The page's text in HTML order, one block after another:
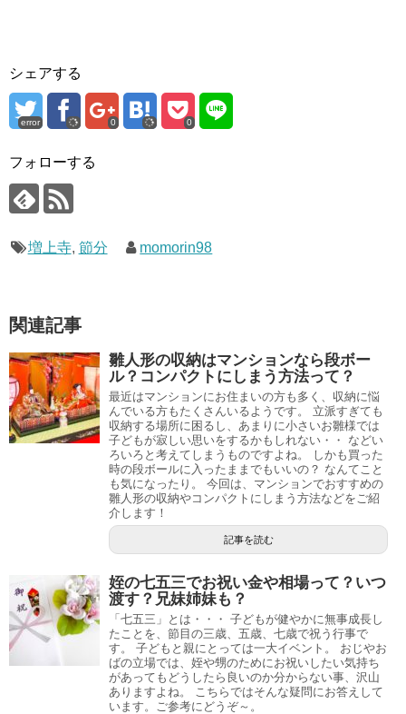
シェアする
error 0 0
フォローする
増上寺, 節分 momorin98
関連記事
雛人形の収納はマンションなら段ボー
ル？コンパクトにしまう方法って？
最近はマンションにお住まいの方も多く、収納に悩
んでいる方もたくさんいるようです。 立派すぎても
収納する場所に困るし、あまりに小さいお雛様では
子どもが寂しい思いをするかもしれない・・ などい
ろいろと考えてしまうものですよね。 しかも買った
時の段ボールに入ったままでもいいの？ なんてこと
も気になったり。 今回は、マンションでおすすめの
雛人形の収納やコンパクトにしまう方法などをご紹
介します！
記事を読む
姪の七五三でお祝い金や相場って？いつ
渡す？兄妹姉妹も？
「七五三」とは・・・ 子どもが健やかに無事成長し
たことを、節目の三歳、五歳、七歳で祝う行事で
す。 子どもと親にとっては一大イベント。 おじやお
ばの立場では、姪や甥のためにお祝いしたい気持ち
があってもどうしたら良いのか分からない事、沢山
ありますよね。 こちらではそんな疑問にお答えして
います。ご参考にどうぞ～。